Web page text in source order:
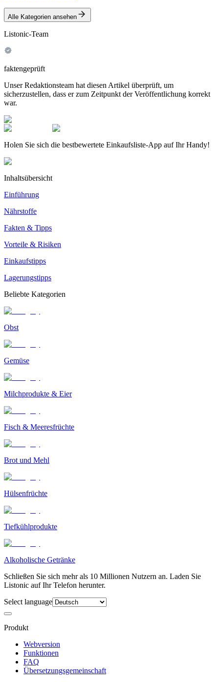
Alle Kategorien ansehen
Listonic-Team
faktengeprüft
Unser Redaktionsteam hat diesen Artikel überprüft, um
sicherzustellen, dass er zum Zeitpunkt der Veröffentlichung korrekt
war.
Holen Sie sich die bestbewertete Einkaufsliste-App auf Ihr Handy!
Inhaltsübersicht
Einführung
Nährstoffe
Fakten & Tipps
Vorteile & Risiken
Einkaufstipps
Lagerungstipps
Beliebte Kategorien
Obst
Gemüse
Milchprodukte & Eier
Fisch & Meeresfrüchte
Brot und Mehl
Hülsenfrüchte
Tiefkühlprodukte
Alkoholische Getränke
Schließen Sie sich mehr als 10 Millionen Nutzern an. Laden Sie
Listonic auf Ihr Telefon herunter.
Select language
Produkt
Webversion
Funktionen
FAQ
Übersetzungsgemeinschaft